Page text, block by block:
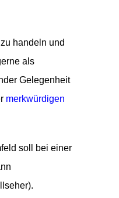
handeln und
als
Gelegenheit
merkwürdigen
soll bei einer